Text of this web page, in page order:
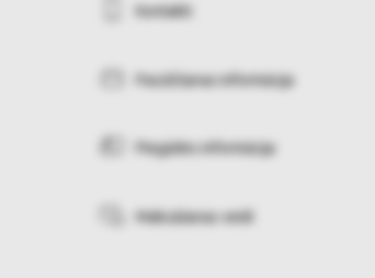
Kontakti
Pasūtīšanas informācija
Piegādes informācija
Maksāšanas veidi